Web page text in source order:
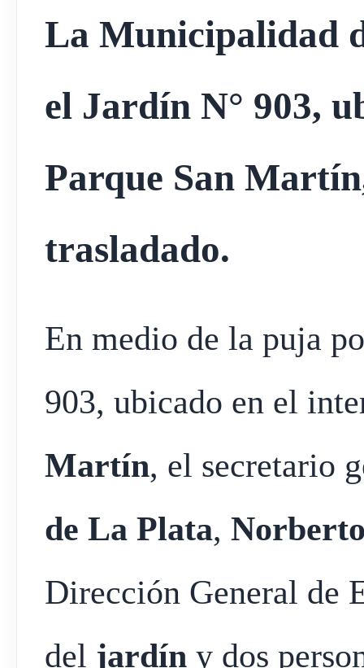
La Municipalidad
el Jardín N° 903,
Parque San
trasladado.
En medio de la puja
903, ubicado en el
Martín, el secretario
de La Plata,
Dirección General de
del jardín y dos